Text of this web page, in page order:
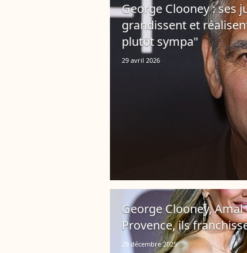
George Clooney : ses
grandissent et
plutôt sympa"
29 avril 2026
George Clooney,
Provence, ils
29 décembre 2025